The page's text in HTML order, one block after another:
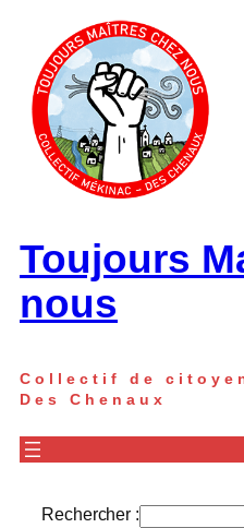
contenu
Toujours
nous
Collectif de
Des Chenaux
Rechercher :